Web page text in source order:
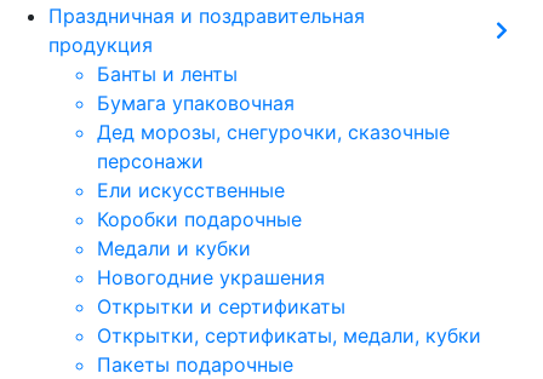
Праздничная и поздравительная
продукция
Банты и ленты
Бумага упаковочная
Дед морозы, снегурочки, сказочные
персонажи
Ели искусственные
Коробки подарочные
Медали и кубки
Новогодние украшения
Открытки и сертификаты
Открытки, сертификаты, медали, кубки
Пакеты подарочные